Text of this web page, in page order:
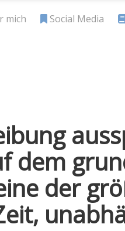
mich Social Media
dem
der